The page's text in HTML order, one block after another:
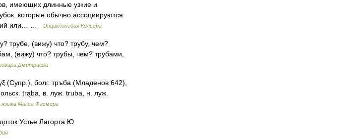
имеющих длинные узкие и
которые обычно ассоциируются
или… …
Энциклопедия Кольера
трубе, (вижу) что? трубу, чем?
(вижу) что? трубы, чем? трубами,
Дмитриева
(Супр.), болг. тръба (Младенов 642),
trąba, в. луж. truba, н. луж.
языка Макса Фасмера
Устье Лагорта Ю